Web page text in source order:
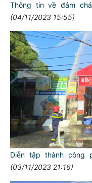
Thông tin về đám
(04/11/2023 15:55)
Diễn tập thành công
(03/11/2023 21:16)